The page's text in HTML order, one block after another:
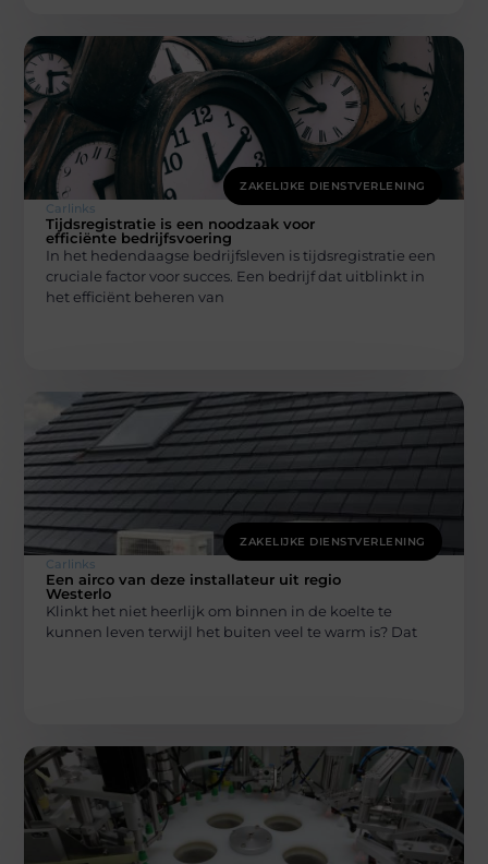
ZAKELIJKE DIENSTVERLENING
Carlinks
Tijdsregistratie is een noodzaak voor
efficiënte bedrijfsvoering
In het hedendaagse bedrijfsleven is tijdsregistratie een
cruciale factor voor succes. Een bedrijf dat uitblinkt in
het efficiënt beheren van
ZAKELIJKE DIENSTVERLENING
Carlinks
Een airco van deze installateur uit regio
Westerlo
Klinkt het niet heerlijk om binnen in de koelte te
kunnen leven terwijl het buiten veel te warm is? Dat